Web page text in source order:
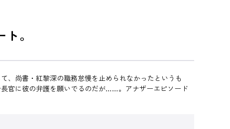
。
、尚書・紅黎深の職務怠慢を止められなかったというも
官に彼の弁護を願いでるのだが……。アナザーエピソード